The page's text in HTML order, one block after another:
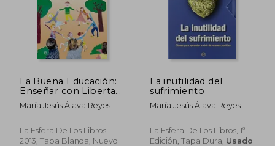
La Buena Educación:
Enseñar con Libertad
y Compromiso Para
Convertir a los Niños
María Jesús Álava Reyes
La Esfera De Los Libros,
2013, Tapa Blanda, Nuevo
La inutilidad del
sufrimiento
María Jesús Álava Reyes
La Esfera De Los Libros, 1ª
Edición, Tapa Dura, Usado